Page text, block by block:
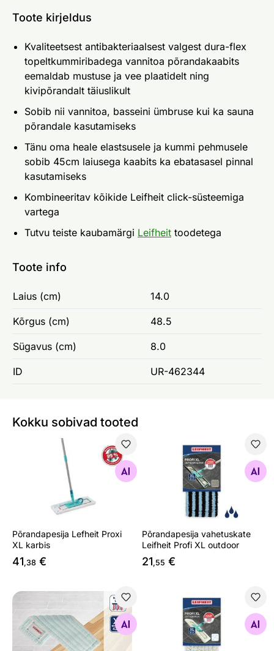
Toote kirjeldus
Kvaliteetsest antibakteriaalsest valgest dura-flex
topeltkummiribadega vannitoa põrandakaabits
eemaldab mustuse ja vee plaatidelt ning
kivipõrandalt täiuslikult
Sobib nii vannitoa, basseini ümbruse kui ka sauna
põrandale kasutamiseks
Tänu oma heale elastsusele ja kummi pehmusele
sobib 45cm laiusega kaabits ka ebatasasel pinnal
kasutamiseks
Kombineeritav kõikide Leifheit click-süsteemiga
vartega
Tutvu teiste kaubamärgi Leifheit toodetega
Toote info
Laius (cm) 14.0
Kõrgus (cm) 48.5
Sügavus (cm) 8.0
ID UR-462344
Kokku sobivad tooted
Põrandapesija Lefheit Proxi XL karbis
Otsi sarnaseid
Põrandapesija Lefheit Proxi
XL karbis
41,38 €
Põrandapesija
Otsi sarnaseid
Põrandapesija vahetuskate
Leifheit Profi XL outdoor
21,55 €
Põrandapesija vahetuskate mopile Leifheit Claro Micro
Otsi sarnaseid
Põrandapesija vahetuskate
Otsi sarnaseid